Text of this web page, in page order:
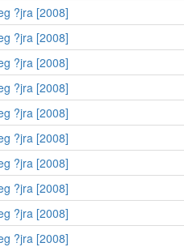
?jra [2008]
?jra [2008]
?jra [2008]
?jra [2008]
?jra [2008]
?jra [2008]
?jra [2008]
?jra [2008]
?jra [2008]
?jra [2008]